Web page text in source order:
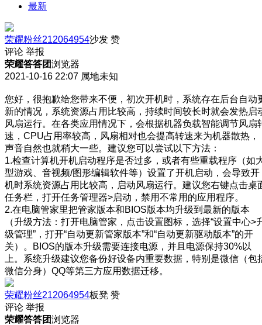
最新
荣耀粉丝212064954沙发 赞
评论 举报
荣耀答答团浏览器
2021-10-16 22:07 属地未知
您好，很抱歉给您带来不便，初次开机时，系统存在后台自动
新的情况，系统资源占用比较高，持续时间较长时就会发热启
风扇运行。在各类应用情况下，会根据机器负载智能调节风扇
速，CPU占用率较高，风扇相对也会提高转速来为机器散热，
声音自然也就稍大一些。建议您可以尝试以下方法：
1.检查计算机开机启动程序是否过多，或者有些重载程序（如
型游戏、音视频/图形编辑软件等）设置了开机启动，会导致开
机时系统资源占用比较高，启动风扇运行。建议您右键点击桌
任务栏，打开任务管理器>启动，禁用不常用的应用程序。
2.在电脑管家里把管家版本和BIOS版本均升级到最新的版本
（升级方法：打开电脑管家，点击设置图标，选择“设置中心>
级管理”，打开“自动更新管家版本”和“自动更新驱动版本”的开
关）。BIOS的版本升级需要连接电源，并且电源保持30%以
上。系统升级建议您备份好设备内重要数据，特别是微信（包
微信分身）QQ等第三方应用数据迁移。
荣耀粉丝212064954板凳 赞
评论 举报
荣耀答答团浏览器